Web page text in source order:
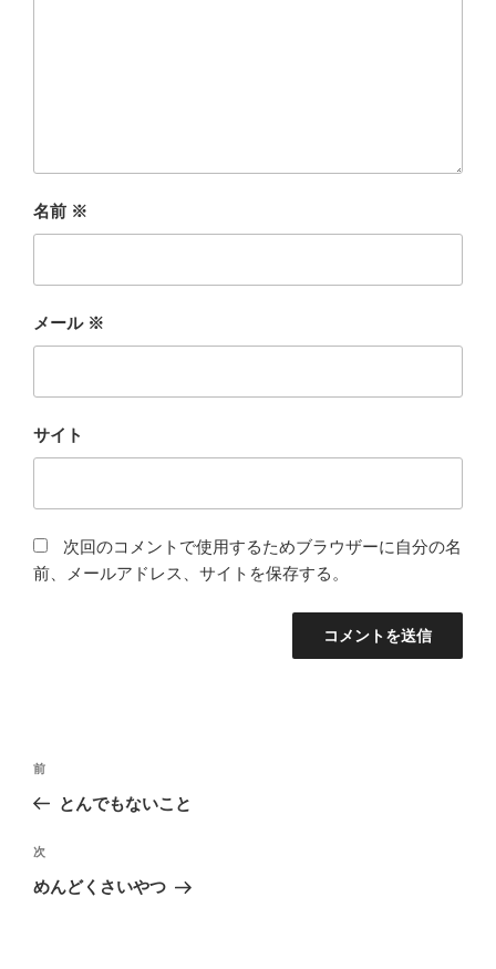
名前 ※
メール ※
サイト
次回のコメントで使用するためブラウザーに自分の名
前、メールアドレス、サイトを保存する。
投
ビ
ゲ
前
の
稿
前
とんでもないこと
次
の
次
めんどくさいやつ